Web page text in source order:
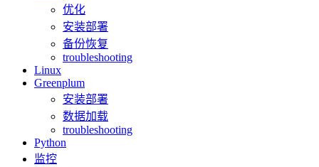
优化
安装部署
备份恢复
troubleshooting
Linux
Greenplum
安装部署
数据加载
troubleshooting
Python
监控